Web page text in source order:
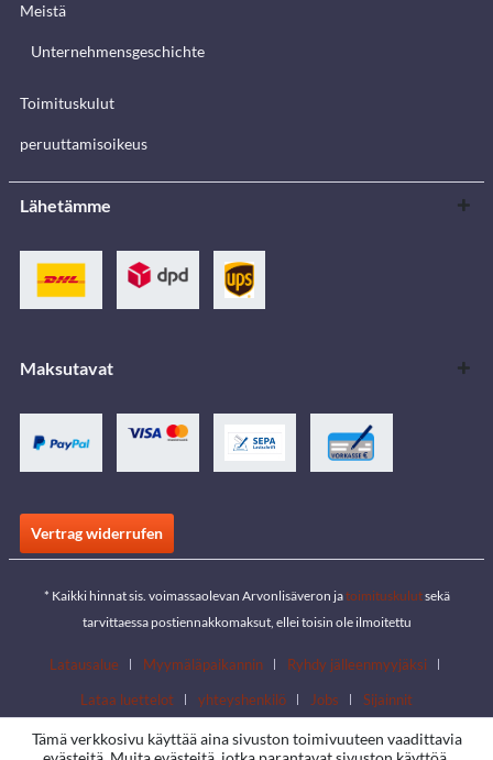
Meistä
Unternehmensgeschichte
Toimituskulut
peruuttamisoikeus
Lähetämme
Maksutavat
Vertrag widerrufen
* Kaikki hinnat sis. voimassaolevan Arvonlisäveron jatoimituskulutsekä
tarvittaessa postiennakkomaksut, ellei toisin ole ilmoitettu
Latausalue Myymäläpaikannin
Ryhdy jälleenmyyjäksi
Lataa luettelot
yhteyshenkilö Jobs Sijainnit
Tämä verkkosivu käyttää aina sivuston toimivuuteen vaadittavia